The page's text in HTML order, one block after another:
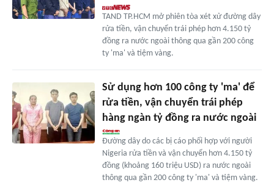
TAND TP.HCM mở phiên tòa xét xử đường dây
rửa tiền, vận chuyển trái phép hơn 4.150 tỷ
đồng ra nước ngoài thông qua gần 200 công
ty 'ma' và tiệm vàng.
Sử dụng hơn 100 công ty 'ma' để
rửa tiền, vận chuyển trái phép
hàng ngàn tỷ đồng ra nước ngoài
Đường dây do các bị cáo phối hợp với người
Nigeria rửa tiền và vận chuyển hơn 4.150 tỷ
đồng (khoảng 160 triệu USD) ra nước ngoài
thông qua gần 200 công ty 'ma' và tiệm vàng.